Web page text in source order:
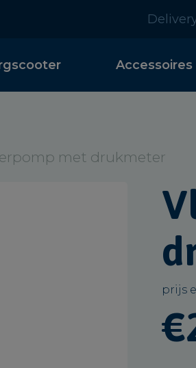
Accessoires
met drukmeter
prijs
€